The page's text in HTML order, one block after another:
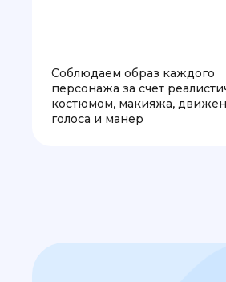
Соблюдаем образ каждого
персонажа за счет
костюмом, макияжа,
голоса и манер